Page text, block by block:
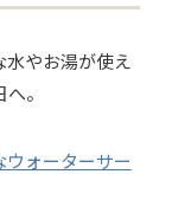
水やお湯が使え
。
ォーターサー